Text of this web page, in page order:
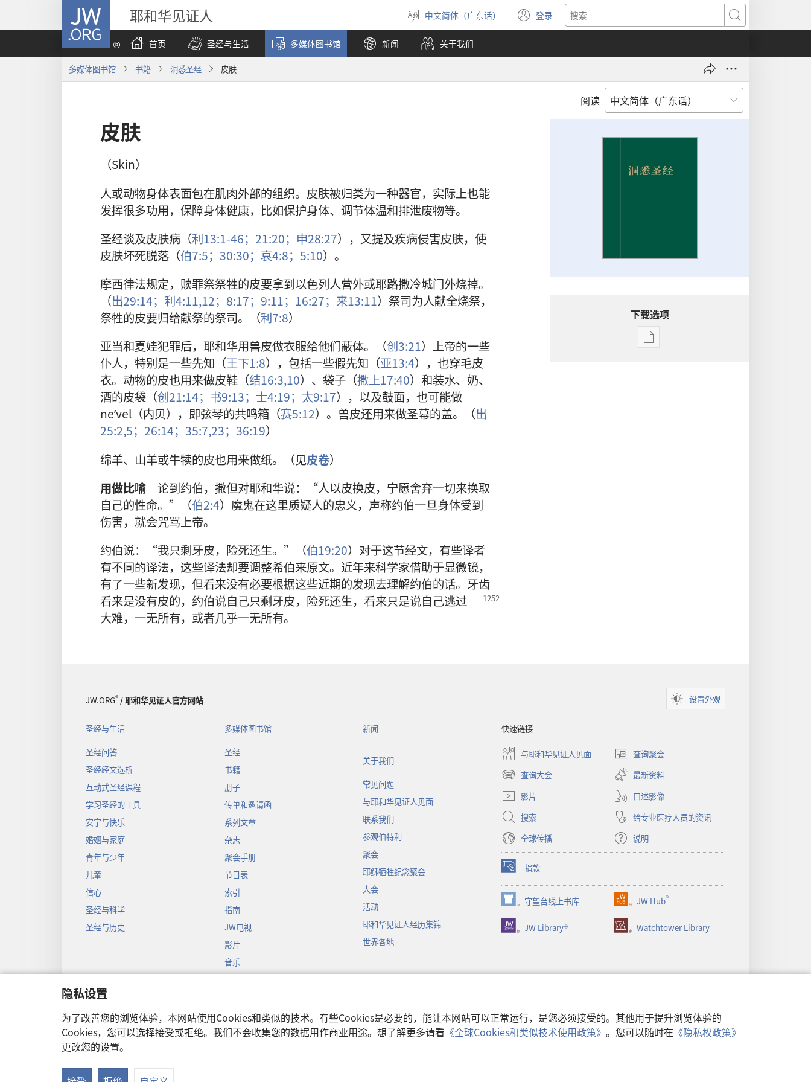
隐私设置
为了改善您的浏览体验，本网站使用Cookies和类似的技术。有些Cookies是必要的，能让本网站可以正常运行，是您必须接受的。其他用于提升浏览体验的
Cookies，您可以选择接受或拒绝。我们不会收集您的数据用作商业用途。想了解更多请看 《全球Cookies和类似技术使用政策》 。您可以随时在 《隐私权政策》
更改您的设置。
JW.ORG 耶和华见证人
选
择
语
言
中文简体（广东话） 登录
（打
开
窗
搜
索
首页
圣经与生活 多媒体图书馆 新闻 关于我们
多媒体图书馆 书籍 洞悉圣经 皮肤
阅读
皮肤
（Skin）
人或动物身体表面包在肌肉外部的组织。皮肤被归类为一种器官，实际上也能
发挥很多功用，保障身体健康，比如保护身体、调节体温和排泄废物等。
圣经谈及皮肤病（利13:1-46； 21:20； 申28:27），又提及疾病侵害皮肤，使
皮肤坏死脱落（伯7:5； 30:30； 哀4:8； 5:10）。
摩西律法规定，赎罪祭祭牲的皮要拿到以色列人营外或耶路撒冷城门外烧掉。
（出29:14； 利4:11,12； 8:17； 9:11； 16:27； 来13:11）祭司为人献全烧祭，
祭牲的皮要归给献祭的祭司。（利7:8）
亚当和夏娃犯罪后，耶和华用兽皮做衣服给他们蔽体。（创3:21）上帝的一些
仆人，特别是一些先知（王下1:8），包括一些假先知（亚13:4），也穿毛皮
衣。动物的皮也用来做皮鞋（结16:3,10）、袋子（撒上17:40）和装水、奶、
酒的皮袋（创21:14； 书9:13； 士4:19； 太9:17），以及鼓面，也可能做
neʹvel（内贝），即弦琴的共鸣箱（赛5:12）。兽皮还用来做圣幕的盖。（出
25:2,5； 26:14； 35:7,23； 36:19）
绵羊、山羊或牛犊的皮也用来做纸。（见皮卷）
用做比喻 论到约伯，撒但对耶和华说：“人以皮换皮，宁愿舍弃一切来换取
自己的性命。”（伯2:4）魔鬼在这里质疑人的忠义，声称约伯一旦身体受到
伤害，就会咒骂上帝。
约伯说：“我只剩牙皮，险死还生。”（伯19:20）对于这节经文，有些译者
有不同的译法，这些译法却要调整希伯来原文。近年来科学家借助于显微镜，
有了一些新发现，但看来没有必要根据这些近期的发现去理解约伯的话。牙齿
看来是没有皮的，约伯说自己只剩牙皮，险死还生，看来只是说自己逃过
大难，一无所有，或者几乎一无所有。
下载选项
电
JW.ORG®/ 耶和华见证人官方网站 设置外观
圣经与生活
圣经问答
圣经经文选析
互动式圣经课程
学习圣经的工具
安宁与快乐
婚姻与家庭
青年与少年
儿童
信心
圣经与科学
圣经与历史
多媒体图书馆
圣经
书籍
册子
传单和邀请函
系列文章
杂志
聚会手册
节目表
索引
指南
JW电视
影片
音乐
新闻
关于我们
常见问题
与耶和华见证人见面
联系我们
参观伯特利
聚会
耶稣牺牲纪念聚会
大会
活动
耶和华见证人经历集锦
世界各地
快速链接
与耶和华见证人见面 查询聚会
（打
开
新
窗
口）
查询大会
（打
开
新
窗
口）
最新资料
影片
口述影像
搜索
给专业医疗人员的资讯
全球传播
说明
捐款
（打
开
新
窗
口）
守望台线上书库
（打
开
新
JW Hub®
（打
开
新
JW Library® Watchtower Library